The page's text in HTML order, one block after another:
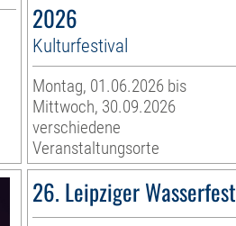
2026
Kulturfestival
Montag, 01.06.2026 bis
Mittwoch, 30.09.2026
verschiedene
Veranstaltungsorte
26. Leipziger Wasserfest